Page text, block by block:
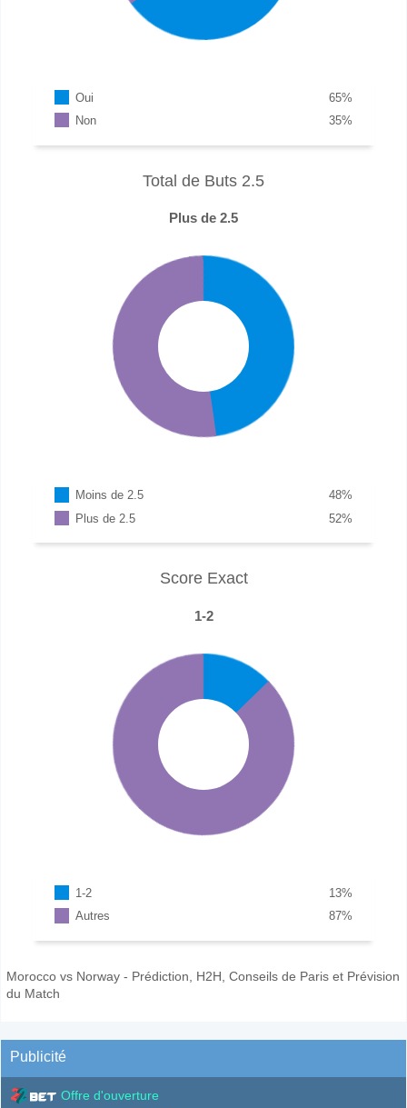
Oui %
65
Non
%
35
Total de Buts 2.5
Plus de 2.5
Moins de 2.5 %
48
Plus de 2.5
%
52
Score Exact
1-2
1-2 %
13
Autres
%
87
Morocco vs Norway - Prédiction, H2H, Conseils de Paris et Prévision
du Match
Publicité
Offre d'ouverture